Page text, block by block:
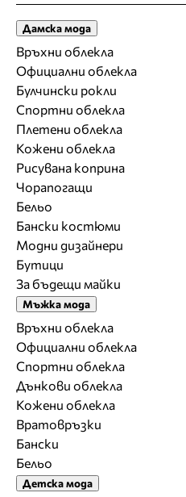
Дамска мода
Връхни облекла
Официални облекла
Булчински рокли
Спортни облекла
Плетени облекла
Кожени облекла
Рисувана коприна
Чорапогащи
Бельо
Бански костюми
Модни дизайнери
Бутици
За бъдещи майки
Мъжка мода
Връхни облекла
Официални облекла
Спортни облекла
Дънкови облекла
Кожени облекла
Вратовръзки
Бански
Бельо
Детска мода